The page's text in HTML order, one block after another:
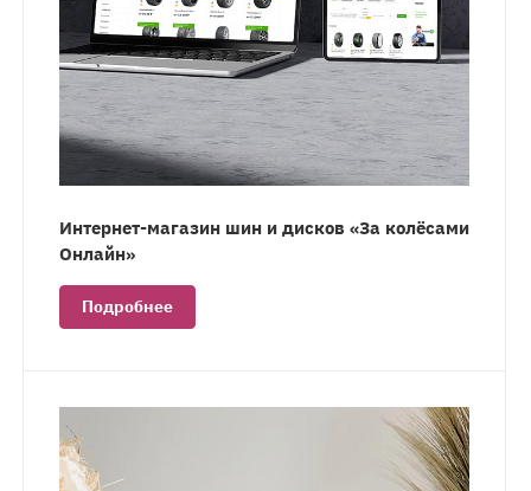
Интернет-магазин шин и дисков «За колёсами
Онлайн»
Подробнее